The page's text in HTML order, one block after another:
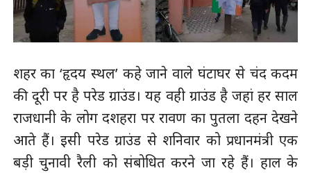
शहर का ‘हृदय स्थल’ कहे जाने वाले घंटाघर से चंद कदम
की दूरी पर है परेड ग्राउंड। यह वही ग्राउंड है जहां हर साल
राजधानी के लोग दशहरा पर रावण का पुतला दहन देखने
आते हैं। इसी परेड ग्राउंड से शनिवार को प्रधानमंत्री एक
बड़ी चुनावी रैली को संबोधित करने जा रहे हैं। हाल के